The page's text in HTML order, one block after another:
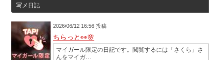
写メ日記
2026/06/12 16:56 投稿
ちらっと👀🌸
マイガール限定の日記です。閲覧するには「さくら」さ
んをマイガ…